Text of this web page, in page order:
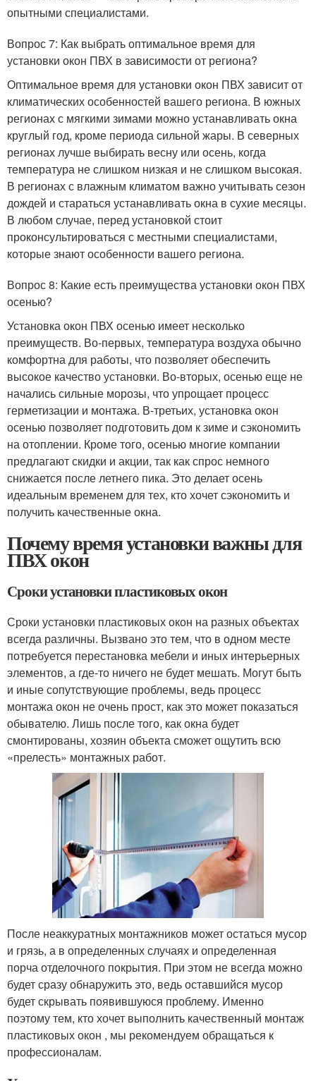
опытными специалистами.
Вопрос 7: Как выбрать оптимальное время для
установки окон ПВХ в зависимости от региона?
Оптимальное время для установки окон ПВХ зависит от
климатических особенностей вашего региона. В южных
регионах с мягкими зимами можно устанавливать окна
круглый год, кроме периода сильной жары. В северных
регионах лучше выбирать весну или осень, когда
температура не слишком низкая и не слишком высокая.
В регионах с влажным климатом важно учитывать сезон
дождей и стараться устанавливать окна в сухие месяцы.
В любом случае, перед установкой стоит
проконсультироваться с местными специалистами,
которые знают особенности вашего региона.
Вопрос 8: Какие есть преимущества установки окон ПВХ
осенью?
Установка окон ПВХ осенью имеет несколько
преимуществ. Во-первых, температура воздуха обычно
комфортна для работы, что позволяет обеспечить
высокое качество установки. Во-вторых, осенью еще не
начались сильные морозы, что упрощает процесс
герметизации и монтажа. В-третьих, установка окон
осенью позволяет подготовить дом к зиме и сэкономить
на отоплении. Кроме того, осенью многие компании
предлагают скидки и акции, так как спрос немного
снижается после летнего пика. Это делает осень
идеальным временем для тех, кто хочет сэкономить и
получить качественные окна.
Почему время установки важны для
ПВХ окон
Сроки установки пластиковых окон
Сроки установки пластиковых окон на разных объектах
всегда различны. Вызвано это тем, что в одном месте
потребуется перестановка мебели и иных интерьерных
элементов, а где-то ничего не будет мешать. Могут быть
и иные сопутствующие проблемы, ведь процесс
монтажа окон не очень прост, как это может показаться
обывателю. Лишь после того, как окна будет
смонтированы, хозяин объекта сможет ощутить всю
«прелесть» монтажных работ.
После неаккуратных монтажников может остаться мусор
и грязь, а в определенных случаях и определенная
порча отделочного покрытия. При этом не всегда можно
будет сразу обнаружить это, ведь оставшийся мусор
будет скрывать появившуюся проблему. Именно
поэтому тем, кто хочет выполнить качественный монтаж
пластиковых окон , мы рекомендуем обращаться к
профессионалам.